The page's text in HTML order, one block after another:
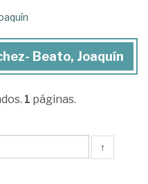
Beato, Joaquín
1 páginas.
↑